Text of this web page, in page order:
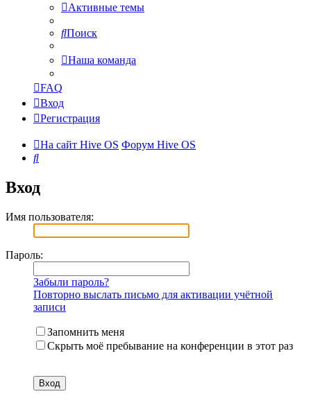
Активные темы
Поиск
Наша команда
FAQ
Вход
Регистрация
На сайт Hive OS Форум Hive OS
Поиск
Вход
Имя пользователя:
Пароль:
Забыли пароль?
Повторно выслать письмо для активации учётной
записи
Запомнить меня
Скрыть моё пребывание на конференции в этот раз